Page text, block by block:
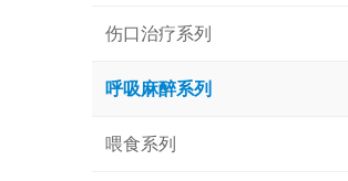
伤口治疗系列
呼吸麻醉系列
喂食系列